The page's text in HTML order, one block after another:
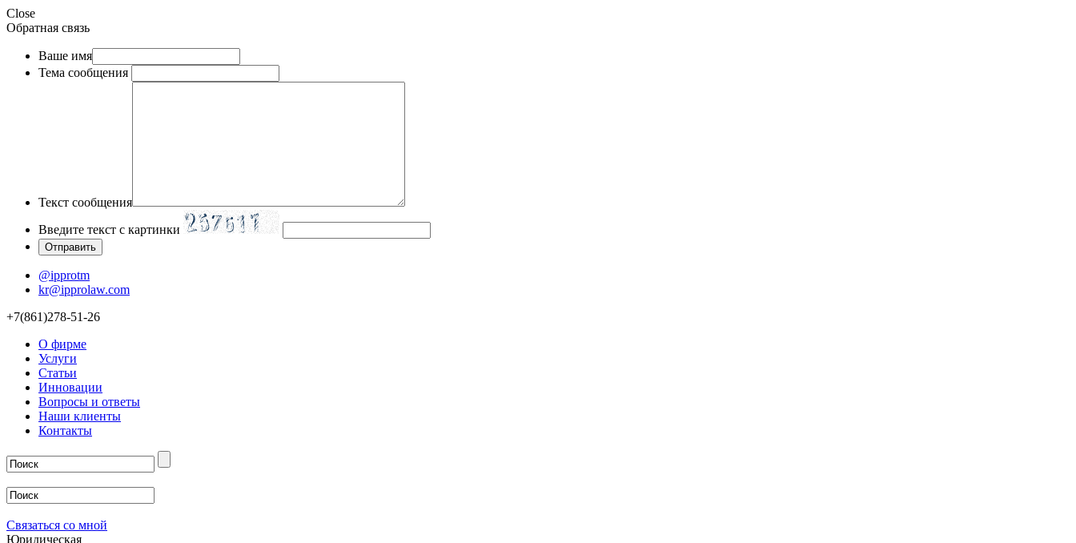
Close
Обратная связь
Ваше имя
Тема сообщения
Текст сообщения
Введите текст с картинки
@ipprotm
kr@ipprolaw.com
+7(861)278-51-26
О фирме
Услуги
Статьи
Инновации
Вопросы и ответы
Наши клиенты
Контакты
Связаться со мной
Юридическая